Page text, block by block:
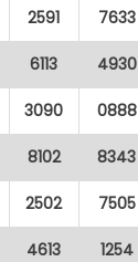
2591 7633
6113 4930
3090 0888
8102 8343
2502 7505
4613 1254